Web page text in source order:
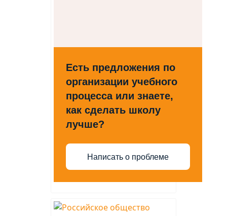
Есть предложения по
организации учебного
процесса или знаете,
как сделать школу
лучше?
Написать о проблеме